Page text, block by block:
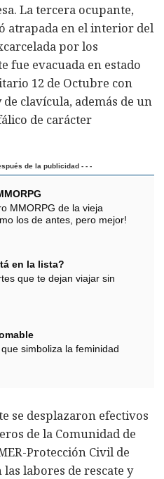
La tercera ocupante,
atrapada en el interior del
por los
fue evacuada en estado
12 de Octubre con
clavícula, además de un
de carácter
de la publicidad - - -
MMORPG de la vieja
los de antes, pero mejor!
en la lista?
que te dejan viajar sin
simboliza la feminidad
se desplazaron efectivos
de la Comunidad de
Protección Civil de
labores de rescate y